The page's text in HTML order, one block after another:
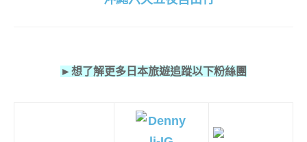
►想了解更多日本旅遊追蹤以下粉絲團